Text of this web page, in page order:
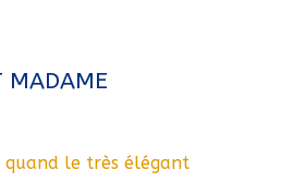
MADAME
quand le très élégant